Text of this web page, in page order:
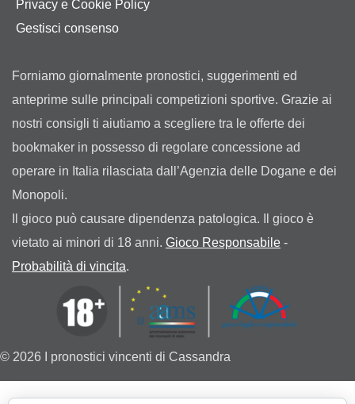
Privacy e Cookie Policy
Gestisci consenso
Forniamo giornalmente pronostici, suggerimenti ed
anteprime sulle principali competizioni sportive. Grazie ai
nostri consigli ti aiutiamo a scegliere tra le offerte dei
bookmaker in possesso di regolare concessione ad
operare in Italia rilasciata dall’Agenzia delle Dogane e dei
Monopoli.
Il gioco può causare dipendenza patologica. Il gioco è
vietato ai minori di 18 anni. Gioco Responsabile -
Probabilità di vincita.
© 2026 I pronostici vincenti di Cassandra